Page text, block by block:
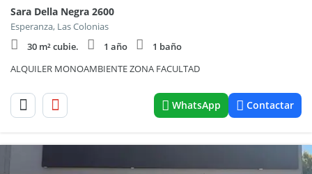
Sara Della Negra 2600
Esperanza, Las Colonias
30 m² cubie.
1 año
1 baño
ALQUILER MONOAMBIENTE ZONA FACULTAD
WhatsApp Contactar